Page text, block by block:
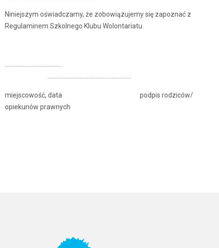
Niniejszym oświadczamy, że zobowiązujemy się zapoznać z
Regulaminem Szkolnego Klubu Wolontariatu.
miejscowość, data podpis rodziców/
opiekunów prawnych